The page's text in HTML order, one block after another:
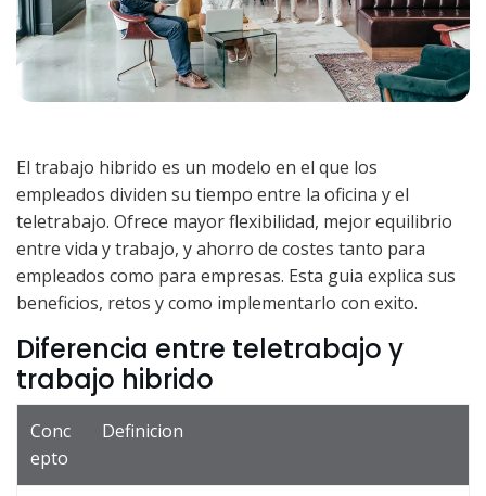
El trabajo hibrido es un modelo en el que los
empleados dividen su tiempo entre la oficina y el
teletrabajo. Ofrece mayor flexibilidad, mejor equilibrio
entre vida y trabajo, y ahorro de costes tanto para
empleados como para empresas. Esta guia explica sus
beneficios, retos y como implementarlo con exito.
Diferencia entre teletrabajo y
trabajo hibrido
Conc
epto
Definicion